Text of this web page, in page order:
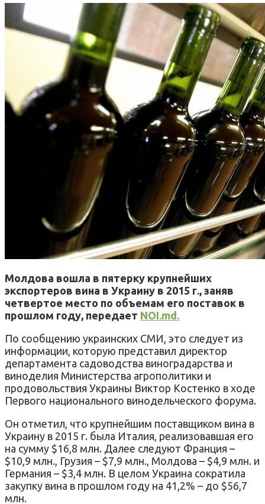
Молдова вошла в пятерку крупнейших
экспортеров вина в Украину в 2015 г., заняв
четвертое место по объемам его поставок в
прошлом году, передает NOI.md.
По сообщению украинских СМИ, это следует из
информации, которую представил директор
департамента садоводства виноградарства и
виноделия Министерства агрополитики и
продовольствия Украины Виктор Костенко в ходе
Первого национального винодельческого форума.
Он отметил, что крупнейшим поставщиком вина в
Украину в 2015 г. была Италия, реализовавшая его
на сумму $16,8 млн. Далее следуют Франция –
$10,9 млн., Грузия – $7,9 млн., Молдова – $4,9 млн. и
Германия – $3,4 млн. В целом Украина сократила
закупку вина в прошлом году на 41,2% – до $56,7
млн.